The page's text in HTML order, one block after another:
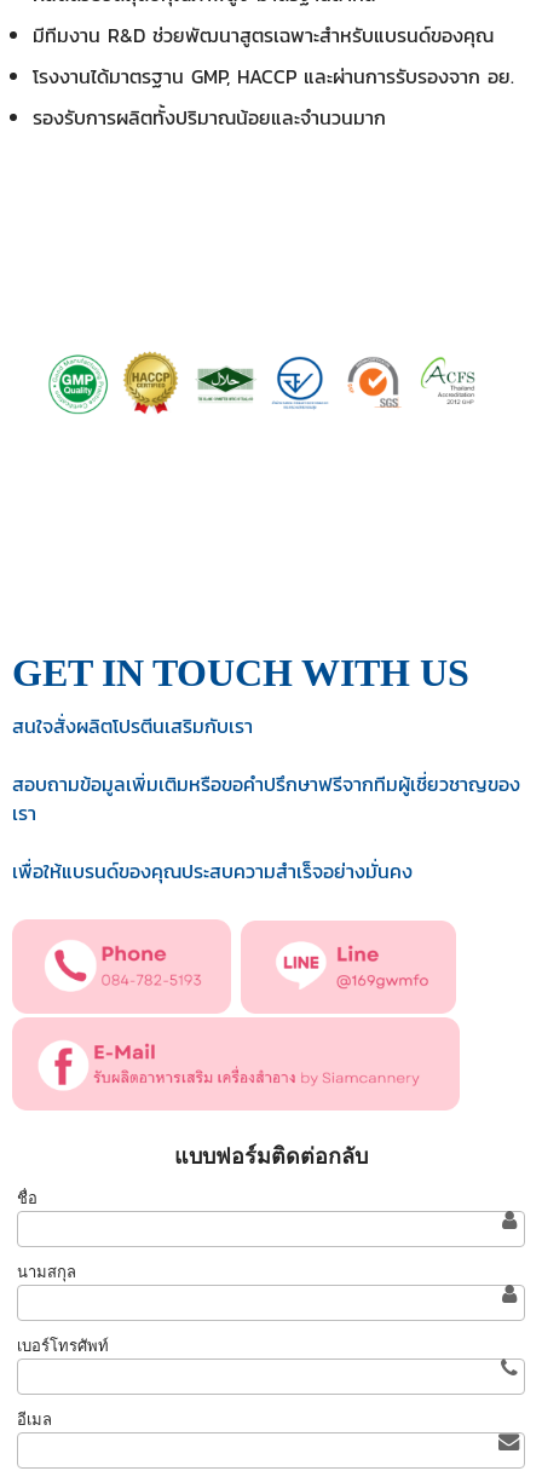
มีทีมงาน R&D ช่วยพัฒนาสูตรเฉพาะสำหรับแบรนด์ของคุณ
โรงงานได้มาตรฐาน GMP, HACCP และผ่านการรับรองจาก อย.
รองรับการผลิตทั้งปริมาณน้อยและจำนวนมาก
GET IN TOUCH WITH US
สนใจสั่งผลิตโปรตีนเสริมกับเรา
สอบถามข้อมูลเพิ่มเติมหรือขอคำปรึกษาฟรีจากทีมผู้เชี่ยวชาญของ
เรา
เพื่อให้แบรนด์ของคุณประสบความสำเร็จอย่างมั่นคง
แบบฟอร์มติดต่อกลับ
ชื่อ
นามสกุล
เบอร์โทรศัพท์
อีเมล